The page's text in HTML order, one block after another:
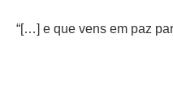
“[…] e que vens em paz